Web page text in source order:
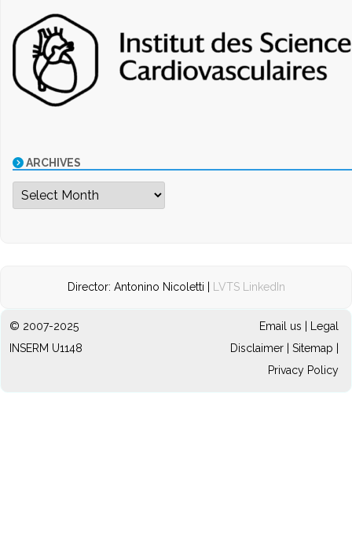
ARCHIVES
Archives
Director: Antonino Nicoletti | LVTS LinkedIn
© 2007-2025
INSERM U1148
Email us
Legal
Disclaimer| Sitemap
Privacy Policy